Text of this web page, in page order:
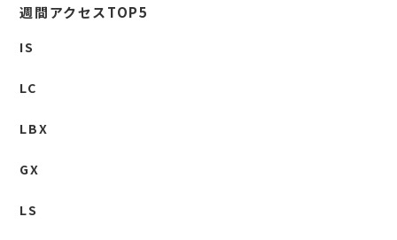
週間アクセスTOP5
IS
LC
LBX
GX
LS